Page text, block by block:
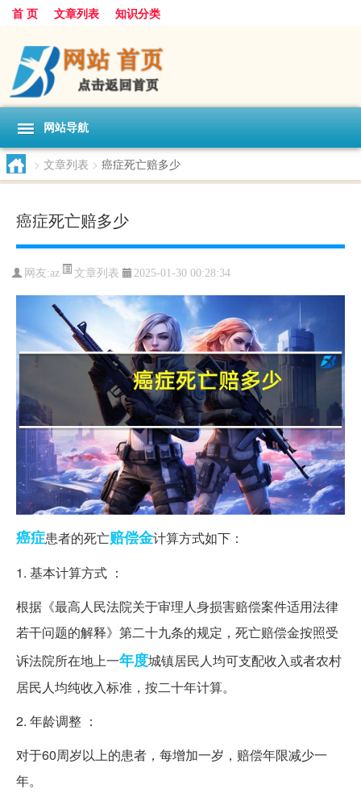
首 页 文章列表 知识分类
网站导航
> 文章列表 > 癌症死亡赔多少
癌症死亡赔多少
网友:az 文章列表 2025-01-30 00:28:34
癌症患者的死亡赔偿金计算方式如下：
1. 基本计算方式 ：
根据《最高人民法院关于审理人身损害赔偿案件适用法律
若干问题的解释》第二十九条的规定，死亡赔偿金按照受
诉法院所在地上一年度城镇居民人均可支配收入或者农村
居民人均纯收入标准，按二十年计算。
2. 年龄调整 ：
对于60周岁以上的患者，每增加一岁，赔偿年限减少一
年。